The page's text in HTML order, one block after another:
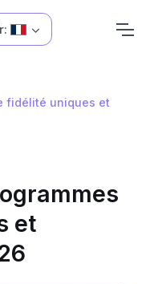
fidélité uniques et
et